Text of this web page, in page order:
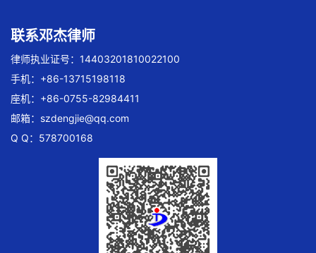
联系邓杰律师
律师执业证号：14403201810022100
手机：+86-13715198118
座机：+86-0755-82984411
邮箱： szdengjie@qq.com
Q Q：578700168